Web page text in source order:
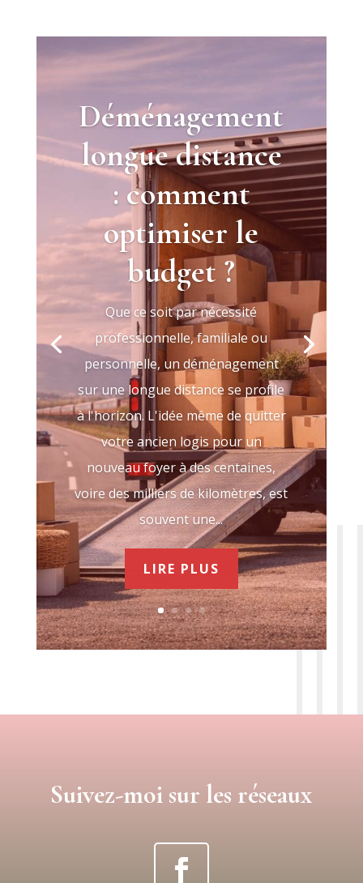
Déménagement
longue distance
: comment
optimiser le
budget ?
Que ce soit par nécessité
professionnelle, familiale ou
personnelle, un déménagement
sur une longue distance se profile
à l'horizon. L'idée même de quitter
votre ancien logis pour un
nouveau foyer à des centaines,
voire des milliers de kilomètres, est
souvent une...
LIRE PLUS
Suivez-moi sur les réseaux